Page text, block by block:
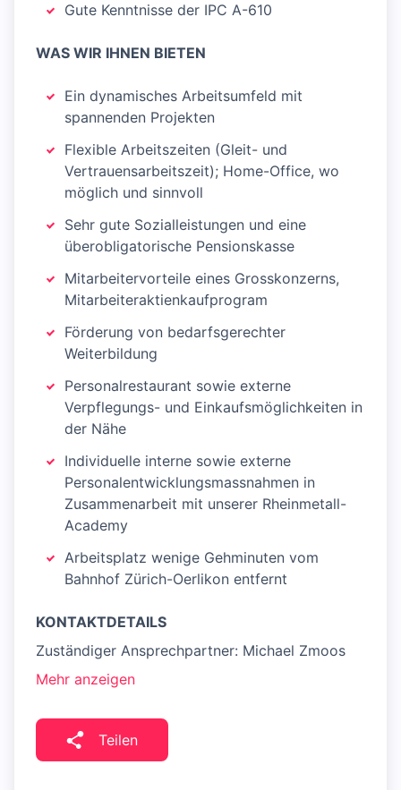
Gute Kenntnisse der IPC A-610
WAS WIR IHNEN BIETEN
Ein dynamisches Arbeitsumfeld mit
spannenden Projekten
Flexible Arbeitszeiten (Gleit- und
Vertrauensarbeitszeit); Home-Office, wo
möglich und sinnvoll
Sehr gute Sozialleistungen und eine
überobligatorische Pensionskasse
Mitarbeitervorteile eines Grosskonzerns,
Mitarbeiteraktienkaufprogram
Förderung von bedarfsgerechter
Weiterbildung
Personalrestaurant sowie externe
Verpflegungs- und Einkaufsmöglichkeiten in
der Nähe
Individuelle interne sowie externe
Personalentwicklungsmassnahmen in
Zusammenarbeit mit unserer Rheinmetall-
Academy
Arbeitsplatz wenige Gehminuten vom
Bahnhof Zürich-Oerlikon entfernt
KONTAKTDETAILS
Zuständiger Ansprechpartner: Michael Zmoos
Mehr anzeigen
Teilen